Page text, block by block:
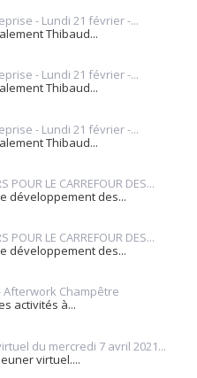
- Lundi 21 février -...
Thibaud...
- Lundi 21 février -...
Thibaud...
- Lundi 21 février -...
Thibaud...
POUR LE CARREFOUR DES...
développement des...
POUR LE CARREFOUR DES...
développement des...
Afterwork Champêtre
activités à...
du mercredi 7 avril 2021...
virtuel....